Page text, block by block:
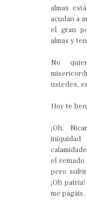
almas
acudan a
el gran
almas y
No
ustedes,
Hoy te
¡Oh,
el reinado
pero
¡Oh
me pagáis.